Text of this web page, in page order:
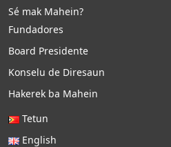
Sé mak Mahein?
Fundadores
Board Presidente
Konselu de Diresaun
Hakerek ba Mahein
Tetun
English